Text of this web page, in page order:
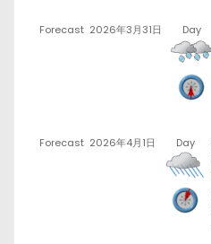
Forecast 2026年3月31日 Day
Forecast 2026年4月1日 Day